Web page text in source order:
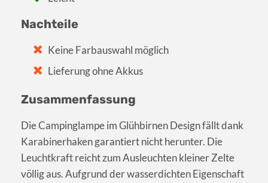
Nachteile
Keine Farbauswahl möglich
Lieferung ohne Akkus
Zusammenfassung
Die Campinglampe im Glühbirnen Design fällt dank
Karabinerhaken garantiert nicht herunter. Die
Leuchtkraft reicht zum Ausleuchten kleiner Zelte
völlig aus. Aufgrund der wasserdichten Eigenschaft